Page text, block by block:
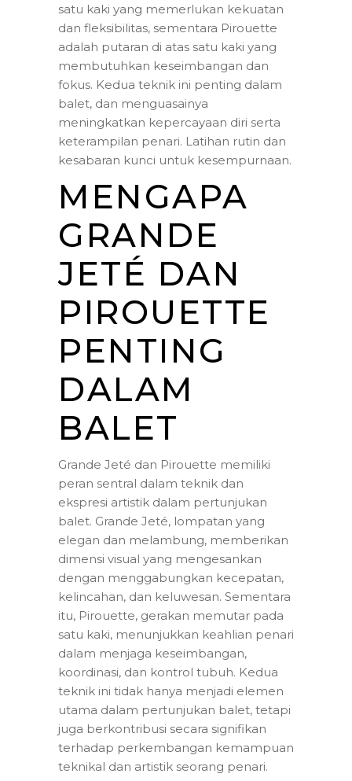
satu kaki yang memerlukan kekuatan
dan fleksibilitas, sementara Pirouette
adalah putaran di atas satu kaki yang
membutuhkan keseimbangan dan
fokus. Kedua teknik ini penting dalam
balet, dan menguasainya
meningkatkan kepercayaan diri serta
keterampilan penari. Latihan rutin dan
kesabaran kunci untuk kesempurnaan.
MENGAPA
GRANDE
JETÉ DAN
PIROUETTE
PENTING
DALAM
BALET
Grande Jeté dan Pirouette memiliki
peran sentral dalam teknik dan
ekspresi artistik dalam pertunjukan
balet. Grande Jeté, lompatan yang
elegan dan melambung, memberikan
dimensi visual yang mengesankan
dengan menggabungkan kecepatan,
kelincahan, dan keluwesan. Sementara
itu, Pirouette, gerakan memutar pada
satu kaki, menunjukkan keahlian penari
dalam menjaga keseimbangan,
koordinasi, dan kontrol tubuh. Kedua
teknik ini tidak hanya menjadi elemen
utama dalam pertunjukan balet, tetapi
juga berkontribusi secara signifikan
terhadap perkembangan kemampuan
teknikal dan artistik seorang penari.